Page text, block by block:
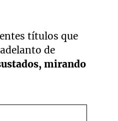
títulos que
de
mirando